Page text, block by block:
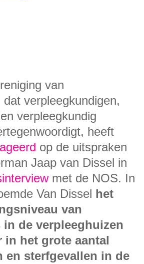
van
verpleegkundigen,
verpleegkundig
heeft
op de uitspraken
Jaap van Dissel in
met de NOS. In
Van Dissel het
van
in de verpleeghuizen
in het grote aantal
en sterfgevallen in de